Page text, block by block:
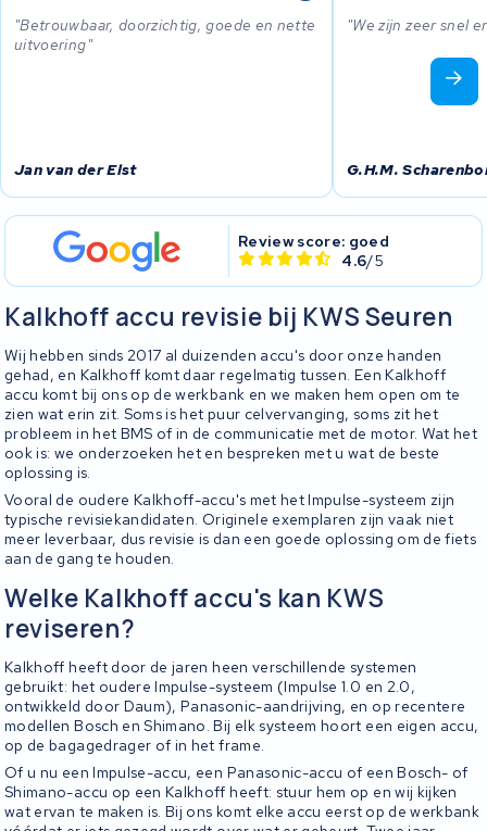
Betrouwbaar, doorzichtig, goede en nette
uitvoering
Jan van der Elst
We zijn zeer snel
G.H.M.
Review score: goed
4.6/5
Kalkhoff accu revisie bij KWS Seuren
Wij hebben sinds 2017 al duizenden accu's door onze handen
gehad, en Kalkhoff komt daar regelmatig tussen. Een Kalkhoff
accu komt bij ons op de werkbank en we maken hem open om te
zien wat erin zit. Soms is het puur celvervanging, soms zit het
probleem in het BMS of in de communicatie met de motor. Wat het
ook is: we onderzoeken het en bespreken met u wat de beste
oplossing is.
Vooral de oudere Kalkhoff-accu's met het Impulse-systeem zijn
typische revisiekandidaten. Originele exemplaren zijn vaak niet
meer leverbaar, dus revisie is dan een goede oplossing om de fiets
aan de gang te houden.
Welke Kalkhoff accu's kan KWS
reviseren?
Kalkhoff heeft door de jaren heen verschillende systemen
gebruikt: het oudere Impulse-systeem (Impulse 1.0 en 2.0,
ontwikkeld door Daum), Panasonic-aandrijving, en op recentere
modellen Bosch en Shimano. Bij elk systeem hoort een eigen accu,
op de bagagedrager of in het frame.
Of u nu een Impulse-accu, een Panasonic-accu of een Bosch- of
Shimano-accu op een Kalkhoff heeft: stuur hem op en wij kijken
wat ervan te maken is. Bij ons komt elke accu eerst op de werkbank